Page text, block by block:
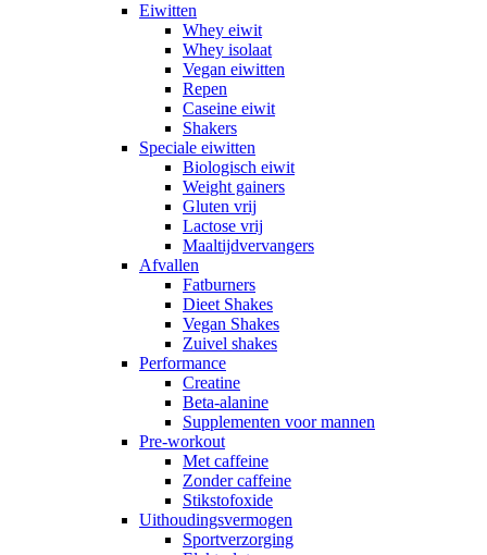
Eiwitten
Whey eiwit
Whey isolaat
Vegan eiwitten
Repen
Caseine eiwit
Shakers
Speciale eiwitten
Biologisch eiwit
Weight gainers
Gluten vrij
Lactose vrij
Maaltijdvervangers
Afvallen
Fatburners
Dieet Shakes
Vegan Shakes
Zuivel shakes
Performance
Creatine
Beta-alanine
Supplementen voor mannen
Pre-workout
Met caffeine
Zonder caffeine
Stikstofoxide
Uithoudingsvermogen
Sportverzorging